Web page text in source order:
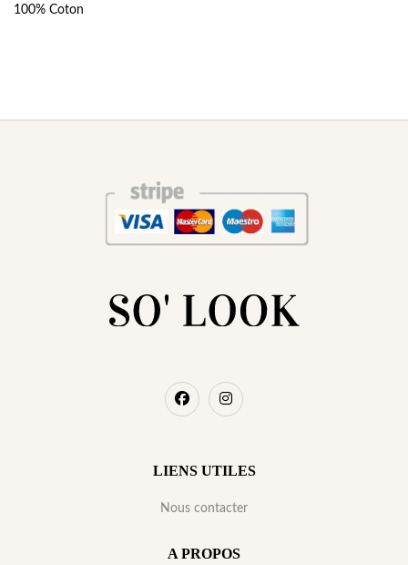
100% Coton
LIENS UTILES
Nous contacter
A PROPOS